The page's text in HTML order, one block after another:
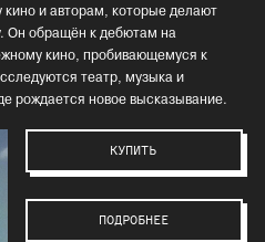
и авторам, которые делают
Он обращён к дебютам на
кино, пробивающемуся к
театр, музыка и
рождается новое высказывание.
КУПИТЬ
ПОДРОБНЕЕ